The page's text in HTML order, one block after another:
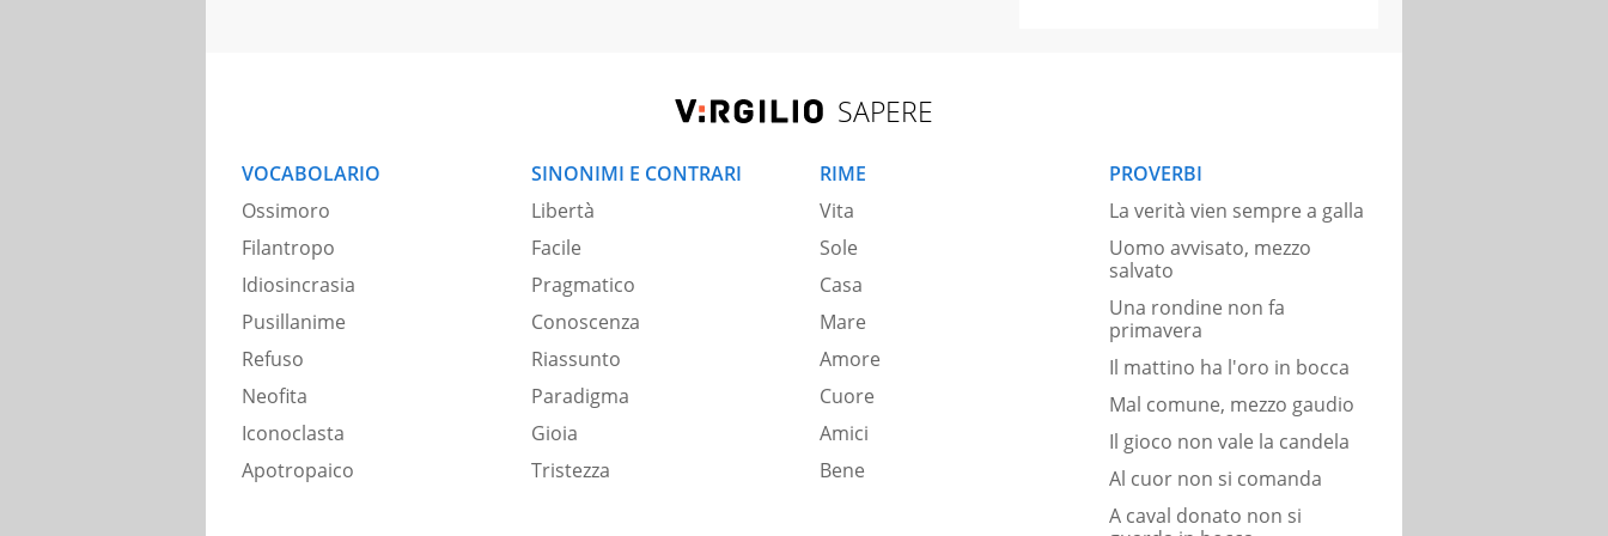
SAPERE
VOCABOLARIO
Ossimoro
Filantropo
Idiosincrasia
Pusillanime
Refuso
Neofita
Iconoclasta
Apotropaico
SINONIMI E CONTRARI
Libertà
Facile
Pragmatico
Conoscenza
Riassunto
Paradigma
Gioia
Tristezza
RIME
Vita
Sole
Casa
Mare
Amore
Cuore
Amici
Bene
PROVERBI
La verità vien sempre a galla
Uomo avvisato, mezzo
salvato
Una rondine non fa
primavera
Il mattino ha l'oro in bocca
Mal comune, mezzo gaudio
Il gioco non vale la candela
Al cuor non si comanda
A caval donato non si